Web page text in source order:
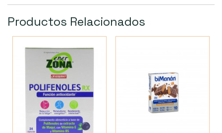
Productos Relacionados